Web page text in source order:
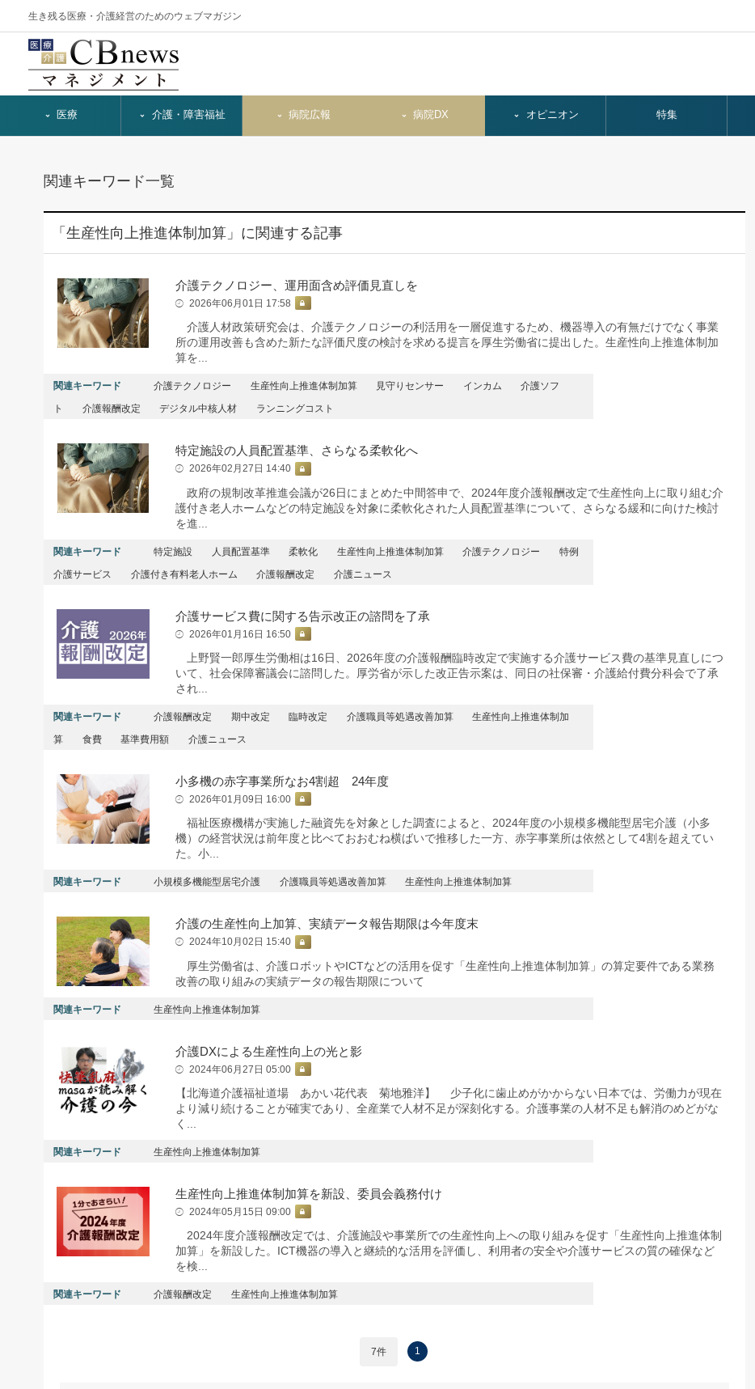
生き残る医療・介護経営のためのウェブマガジン
医療 介護・障害福祉 病院広報 病院DX オピニオン 特集
関連キーワード一覧
「生産性向上推進体制加算」に関連する記事
介護テクノロジー、運用面含め評価見直しを
2026年06月01日 17:58
介護人材政策研究会は、介護テクノロジーの利活用を一層促進するため、機器導入の有無だけでなく事業
所の運用改善も含めた新たな評価尺度の検討を求める提言を厚生労働省に提出した。生産性向上推進体制加
算を...
関連キーワード 介護テクノロジー 生産性向上推進体制加算 見守りセンサー インカム
介護ソフ
ト
介護報酬改定 デジタル中核人材 ランニングコスト
特定施設の人員配置基準、さらなる柔軟化へ
2026年02月27日 14:40
政府の規制改革推進会議が26日にまとめた中間答申で、2024年度介護報酬改定で生産性向上に取り組む介
護付き老人ホームなどの特定施設を対象に柔軟化された人員配置基準について、さらなる緩和に向けた検討
を進...
関連キーワード 特定施設 人員配置基準 柔軟化 生産性向上推進体制加算 介護テクノロジー
特例
介護サービス
介護付き有料老人ホーム 介護報酬改定 介護ニュース
介護サービス費に関する告示改正の諮問を了承
2026年01月16日 16:50
上野賢一郎厚生労働相は16日、2026年度の介護報酬臨時改定で実施する介護サービス費の基準⾒直しにつ
いて、社会保障審議会に諮問した。厚労省が示した改正告示案は、同日の社保審・介護給付費分科会で了承
され...
関連キーワード 介護報酬改定 期中改定 臨時改定 介護職員等処遇改善加算
生産性向上推進体制加
算
食費 基準費用額 介護ニュース
小多機の赤字事業所なお4割超 24年度
2026年01月09日 16:00
福祉医療機構が実施した融資先を対象とした調査によると、2024年度の小規模多機能型居宅介護（小多
機）の経営状況は前年度と比べておおむね横ばいで推移した一方、赤字事業所は依然として4割を超えてい
た。小...
関連キーワード 小規模多機能型居宅介護 介護職員等処遇改善加算 生産性向上推進体制加算
介護の生産性向上加算、実績データ報告期限は今年度末
2024年10月02日 15:40
厚生労働省は、介護ロボットやICTなどの活用を促す「生産性向上推進体制加算」の算定要件である業務
改善の取り組みの実績データの報告期限について
関連キーワード 生産性向上推進体制加算
介護DXによる生産性向上の光と影
2024年06月27日 05:00
【北海道介護福祉道場 あかい花代表 菊地雅洋】 少子化に歯止めがかからない日本では、労働力が現在
より減り続けることが確実であり、全産業で人材不足が深刻化する。介護事業の人材不足も解消のめどがな
く...
関連キーワード 生産性向上推進体制加算
生産性向上推進体制加算を新設、委員会義務付け
2024年05月15日 09:00
2024年度介護報酬改定では、介護施設や事業所での生産性向上への取り組みを促す「生産性向上推進体制
加算」を新設した。ICT機器の導入と継続的な活用を評価し、利用者の安全や介護サービスの質の確保など
を検...
関連キーワード 介護報酬改定 生産性向上推進体制加算
7件 1